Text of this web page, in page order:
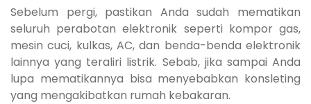
Sebelum pergi, pastikan Anda sudah mematikan
seluruh perabotan elektronik seperti kompor gas,
mesin cuci, kulkas, AC, dan benda-benda elektronik
lainnya yang teraliri listrik. Sebab, jika sampai Anda
lupa mematikannya bisa menyebabkan konsleting
yang mengakibatkan rumah kebakaran.